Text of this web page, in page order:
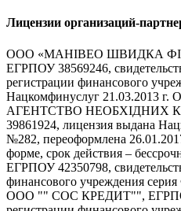
Лицензии организаций-
ООО «МАНІВЕО ШВИДКА
ЕГРПОУ 38569246,
регистрации финансового
Нацкомфинуслуг 21.03.2013
АГЕНТСТВО НЕОБХІДНИХ
39861924, лицензия выдана
№282, переоформлена
форме, срок действия –
ЕГРПОУ 42350798,
финансового учреждения
ООО "" СОС КРЕДИТ"", ЕГРПОУ